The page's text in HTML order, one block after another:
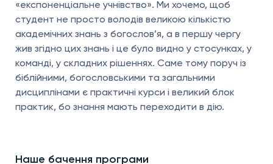
«експоненціальне учнівство». Ми хочемо, щоб
студент не просто володів великою кількістю
академічних знань з богослов’я, а в першу чергу
жив згідно цих знань і це було видно у стосунках, у
команді, у складних рішеннях. Саме тому поруч із
біблійними, богословськими та загальними
дисциплінами є практичні курси і великий блок
практик, бо знання мають переходити в дію.
Наше бачення програми